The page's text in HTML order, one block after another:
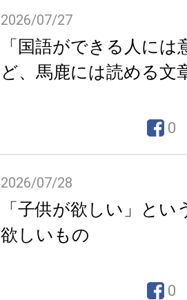
2026/07/27
「国語ができる人には
ど、馬鹿には読める文
0
2026/07/28
「子供が欲しい」とい
欲しいもの
0